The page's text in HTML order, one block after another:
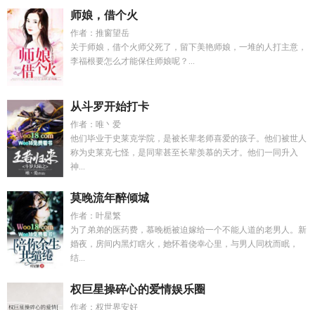
师娘，借个火
作者：推窗望岳
关于师娘，借个火师父死了，留下美艳师娘，一堆的人打主意，
李福根要怎么才能保住师娘呢？...
从斗罗开始打卡
作者：唯丶爱
他们毕业于史莱克学院，是被长辈老师喜爱的孩子。他们被世人
称为史莱克七怪，是同辈甚至长辈羡慕的天才。他们一同升入
神...
莫晚流年醉倾城
作者：叶星繁
为了弟弟的医药费，慕晚栀被迫嫁给一个不能人道的老男人。新
婚夜，房间内黑灯瞎火，她怀着侥幸心里，与男人同枕而眠，
结...
权巨星操碎心的爱情娱乐圈
作者：权世界安好